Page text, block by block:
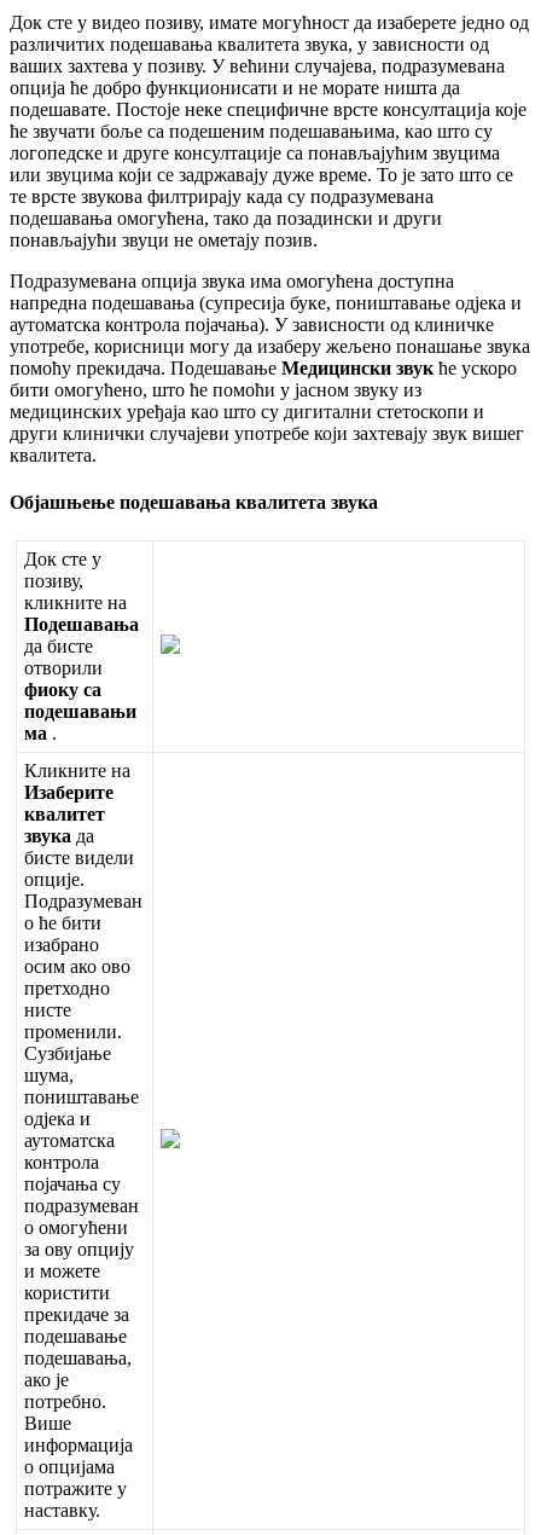
Док сте у видео позиву, имате могућност да изаберете једно од
различитих подешавања квалитета звука, у зависности од
ваших захтева у позиву. У већини случајева, подразумевана
опција ће добро функционисати и не морате ништа да
подешавате. Постоје неке специфичне врсте консултација које
ће звучати боље са подешеним подешавањима, као што су
логопедске и друге консултације са понављајућим звуцима
или звуцима који се задржавају дуже време. То је зато што се
те врсте звукова филтрирају када су подразумевана
подешавања омогућена, тако да позадински и други
понављајући звуци не ометају позив.
Подразумевана опција звука има омогућена доступна
напредна подешавања (супресија буке, поништавање одјека и
аутоматска контрола појачања). У зависности од клиничке
употребе, корисници могу да изаберу жељено понашање звука
помоћу прекидача. Подешавање Медицински звук ће ускоро
бити омогућено, што ће помоћи у јасном звуку из
медицинских уређаја као што су дигитални стетоскопи и
други клинички случајеви употребе који захтевају звук вишег
квалитета.
Објашњење подешавања квалитета звука
Док сте у
позиву,
кликните на
Подешавања
да бисте
отворили
фиоку са
подешавањи
ма .
Кликните на
Изаберите
квалитет
звука да
бисте видели
опције.
Подразумеван
о ће бити
изабрано
осим ако ово
претходно
нисте
променили.
Сузбијање
шума,
поништавање
одјека и
аутоматска
контрола
појачања су
подразумеван
о омогућени
за ову опцију
и можете
користити
прекидаче за
подешавање
подешавања,
ако је
потребно.
Више
информација
о опцијама
потражите у
наставку.